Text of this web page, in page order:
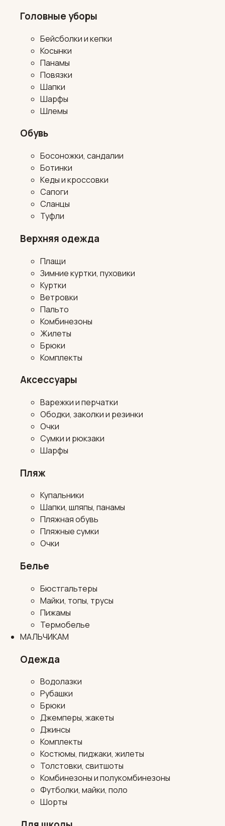
Головные уборы
Бейсболки и кепки
Косынки
Панамы
Повязки
Шапки
Шарфы
Шлемы
Обувь
Босоножки, сандалии
Ботинки
Кеды и кроссовки
Сапоги
Сланцы
Туфли
Верхняя одежда
Плащи
Зимние куртки, пуховики
Куртки
Ветровки
Пальто
Комбинезоны
Жилеты
Брюки
Комплекты
Аксессуары
Варежки и перчатки
Ободки, заколки и резинки
Очки
Сумки и рюкзаки
Шарфы
Пляж
Купальники
Шапки, шляпы, панамы
Пляжная обувь
Пляжные сумки
Очки
Белье
Бюстгальтеры
Майки, топы, трусы
Пижамы
Термобелье
МАЛЬЧИКАМ
Одежда
Водолазки
Рубашки
Брюки
Джемперы, жакеты
Джинсы
Комплекты
Костюмы, пиджаки, жилеты
Толстовки, свитшоты
Комбинезоны и полукомбинезоны
Футболки, майки, поло
Шорты